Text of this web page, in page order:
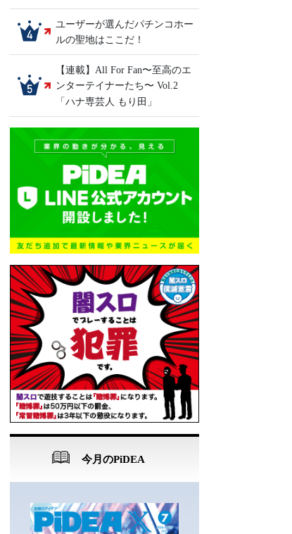
ユーザーが選んだパチンコホー
ルの聖地はここだ！
【連載】All For Fan〜至高のエ
ンターテイナーたち〜 Vol.2
「ハナ専芸人 もり田」
今月のPiDEA